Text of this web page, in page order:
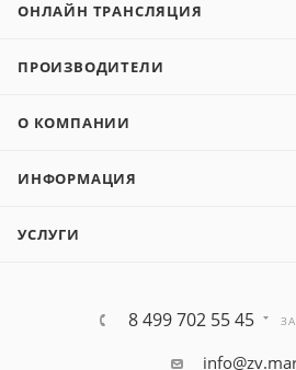
ОНЛАЙН ТРАНСЛЯЦИЯ
ПРОИЗВОДИТЕЛИ
О КОМПАНИИ
ИНФОРМАЦИЯ
УСЛУГИ
8 499 702 55 45